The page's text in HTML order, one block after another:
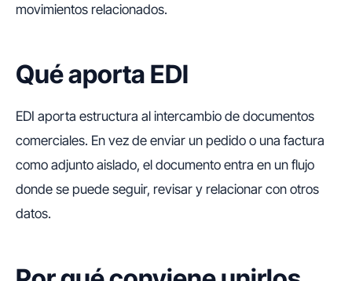
movimientos relacionados.
Qué aporta EDI
EDI aporta estructura al intercambio de documentos
comerciales. En vez de enviar un pedido o una factura
como adjunto aislado, el documento entra en un flujo
donde se puede seguir, revisar y relacionar con otros
datos.